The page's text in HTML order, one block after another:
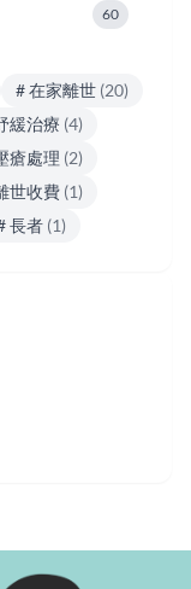
60
# 在家離世 (20)
緩治療 (4)
瘡處理 (2)
世收費 (1)
長者 (1)